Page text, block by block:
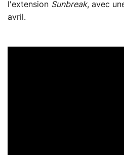
l'extension Sunbreak, avec
avril.